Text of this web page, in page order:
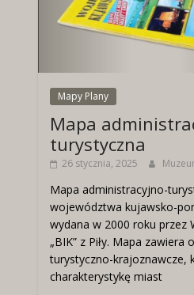
Mapy Plany
Mapa
turystyczna
26 stycznia, 2025
Mapa administracyjno-
województwa kujawsko-
wydana w 2000 roku przez
„BIK” z Piły. Mapa zawiera
turystyczno-krajoznawcze,
charakterystykę miast